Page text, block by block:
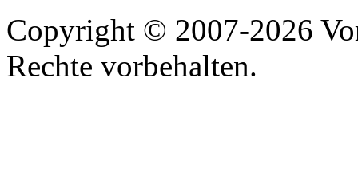
Copyright © 2007-2026
Rechte vorbehalten.